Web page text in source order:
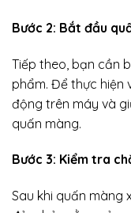
Bước 2: Bắt đầu
Tiếp theo, bạn cần
phẩm. Để thực hiện
động trên máy và
quấn màng.
Bước 3: Kiểm tra
Sau khi quấn màng